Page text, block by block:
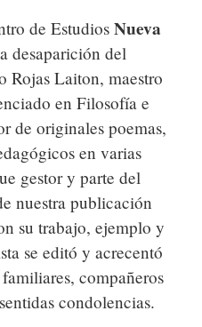
de EstudiosNueva
desaparición del
Rojas Laiton, maestro
en Filosofía e
de originales poemas,
en varias
gestor y parte del
nuestra publicación
su trabajo, ejemplo y
se editó y acrecentó
compañeros
condolencias.